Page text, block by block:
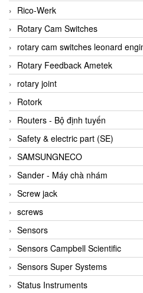
Bopp & Reuther Messtechnik
Bosch
Boydcorp
BRAUN Vietnam
Brinkmann Pumpen
BRONKHORST
Brook Instrument
Brooks Instrument Vietnam
Buhler
BURLING INSTRUMENTS
Burster
BUSCHJOST
Calectro
Campbell Scientific
Canneed Vietnam
Cantoni
Rico-Werk
Rotary Cam Switches
rotary cam switches leonard
Rotary Feedback Ametek
rotary joint
Rotork
Routers - Bộ định tuyến
Safety & electric part (SE)
SAMSUNGNECO
Sander - Máy chà nhám
Screw jack
screws
Sensors
Sensors Campbell Scientific
Sensors Super Systems
Status Instruments